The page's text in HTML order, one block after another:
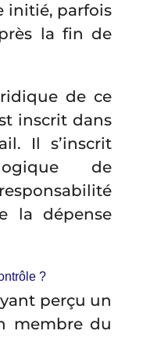
initié, parfois
la fin de
de ce
inscrit dans
Il s’inscrit
de
la dépense
?
perçu un
membre du